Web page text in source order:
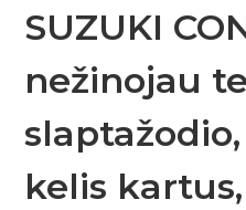
SUZUKI
nežinojau
kelis